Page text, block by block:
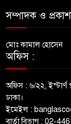
সম্পাদক ও
মোঃ কামাল হোসেন
অফিস :
অফিস : ৬/২২, ইস্টার্ণ
ঢাকা।
ইমেইল :
বার্তা বিভাগ : 02-